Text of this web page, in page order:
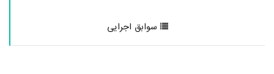
سوابق اجرایی